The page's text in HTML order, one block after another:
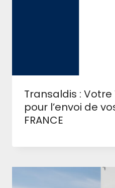
Transaldis :
pour l’envoi de
FRANCE